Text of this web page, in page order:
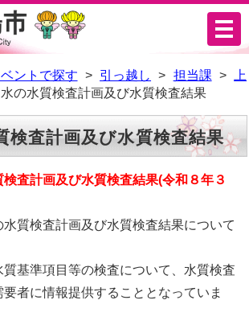
ニ
ュ
ントで探す 引っ越し 担当課
上
の水質検査計画及び水質検査結果
検査計画及び水質検査結果
検査計画及び水質検査結果(令和８年３
質検査計画及び水質検査結果について
基準項目等の検査について、水質検査
者に情報提供することとなっていま